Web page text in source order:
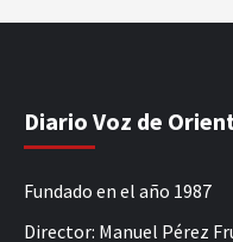
Diario Voz de
Fundado en el año 1987
Director: Manuel Pérez